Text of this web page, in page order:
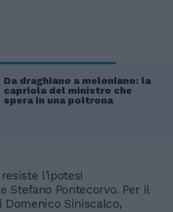
Da draghiano a meloniano: la
capriola del ministro che
spera in una poltrona
l'ipotesi
Stefano Pontecorvo. Per il
Domenico Siniscalco,